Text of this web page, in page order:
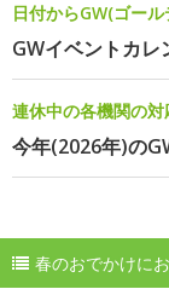
日付からGW(ゴー
GWイベントカレ
連休中の各機関の
今年(2026年)の
春のおでかけに